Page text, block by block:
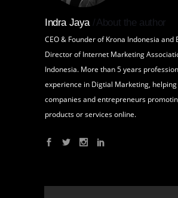
Indra Jaya About the author
CEO & Founder of Krona Indonesia and
Director of Internet Marketing
Indonesia. More than 5 years
experience in Digtial Marketing,
companies and entrepreneurs
products or services online.